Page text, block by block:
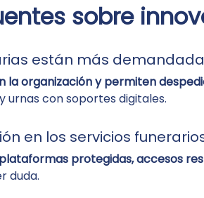
sobre
están más
la organización y permiten
urnas con soportes digitales.
en los servicios
protegidas, accesos
duda.